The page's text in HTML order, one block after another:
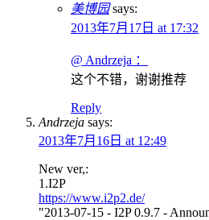
美博园 says:
2013年7月17日 at 17:32
@ Andrzeja ：
这个不错，谢谢推荐
Reply
Andrzeja says:
2013年7月16日 at 12:49
New ver,:
1.I2P
https://www.i2p2.de/
"2013-07-15 - I2P 0.9.7 -